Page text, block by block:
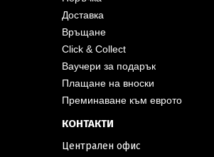
Доставка
Връщане
Click & Collect
Ваучери за подарък
Плащане на вноски
Преминаване към еврото
КОНТАКТИ
Централен офис